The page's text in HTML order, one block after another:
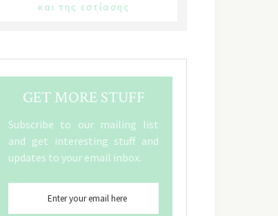
και της εστίασης
GET MORE STUFF
Subscribe to our mailing list
and get interesting stuff and
updates to your email inbox.